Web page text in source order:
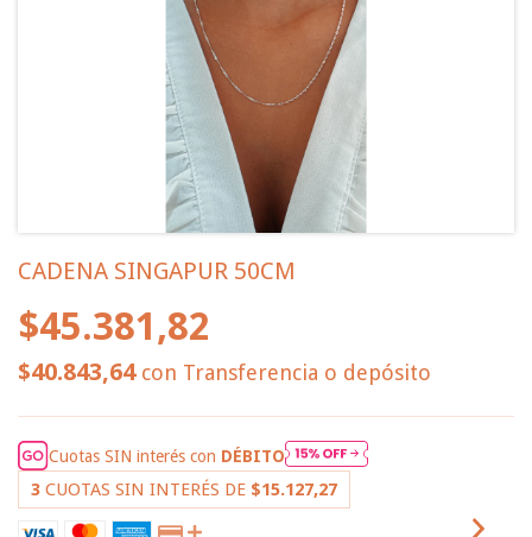
CADENA SINGAPUR 50CM
$45.381,82
$40.843,64 con Transferencia o depósito
Cuotas SIN interés con DÉBITO
3 CUOTAS SIN INTERÉS DE $15.127,27